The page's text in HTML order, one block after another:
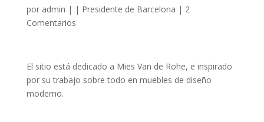
por admin | | Presidente de Barcelona | 2
Comentarios
El sitio está dedicado a Mies Van de Rohe, e inspirado
por su trabajo sobre todo en muebles de diseño
moderno.